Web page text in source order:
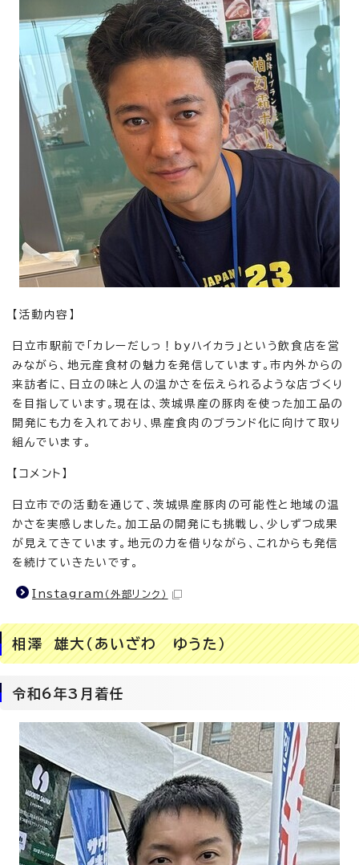
【活動内容】
日立市駅前で「カレーだしっ！byハイカラ」という飲食店を営
みながら、地元産食材の魅力を発信しています。市内外からの
来訪者に、日立の味と人の温かさを伝えられるような店づくり
を目指しています。現在は、茨城県産の豚肉を使った加工品の
開発にも力を入れており、県産食肉のブランド化に向けて取り
組んでいます。
【コメント】
日立市での活動を通じて、茨城県産豚肉の可能性と地域の温
かさを実感しました。加工品の開発にも挑戦し、少しずつ成果
が見えてきています。地元の力を借りながら、これからも発信
を続けていきたいです。
Instagram （外部リンク）
相澤 雄大（あいざわ ゆうた）
令和6年3月着任